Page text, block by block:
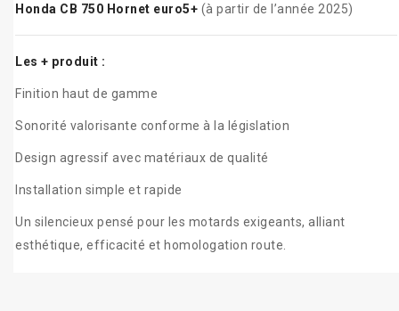
Honda CB 750 Hornet euro5+ (à partir de l’année 2025)
Les + produit :
Finition haut de gamme
Sonorité valorisante conforme à la législation
Design agressif avec matériaux de qualité
Installation simple et rapide
Un silencieux pensé pour les motards exigeants, alliant
esthétique, efficacité et homologation route.